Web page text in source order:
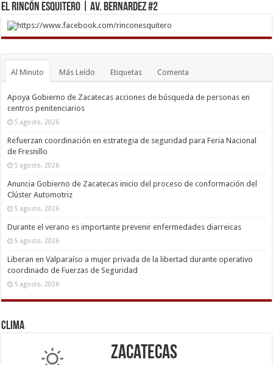
El Rincón Esquitero | Av. Bernardez #2
https://www.facebook.com/rinconesquitero
Al Minuto Más Leído Etiquetas Comenta
Apoya Gobierno de Zacatecas acciones de búsqueda de personas en
centros penitenciarios
5 agosto, 2026
Refuerzan coordinación en estrategia de seguridad para Feria Nacional
de Fresnillo
5 agosto, 2026
Anuncia Gobierno de Zacatecas inicio del proceso de conformación del
Clúster Automotriz
5 agosto, 2026
Durante el verano es importante prevenir enfermedades diarreicas
5 agosto, 2026
Liberan en Valparaíso a mujer privada de la libertad durante operativo
coordinado de Fuerzas de Seguridad
5 agosto, 2026
Clima
Zacatecas